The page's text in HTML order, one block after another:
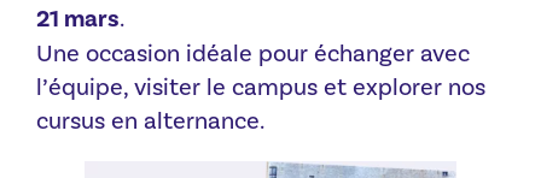
21 mars.
Une occasion idéale pour échanger avec
l’équipe, visiter le campus et explorer nos
cursus en alternance.